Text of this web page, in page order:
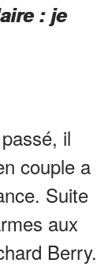
: je
il
couple a
Suite
aux
Berry.